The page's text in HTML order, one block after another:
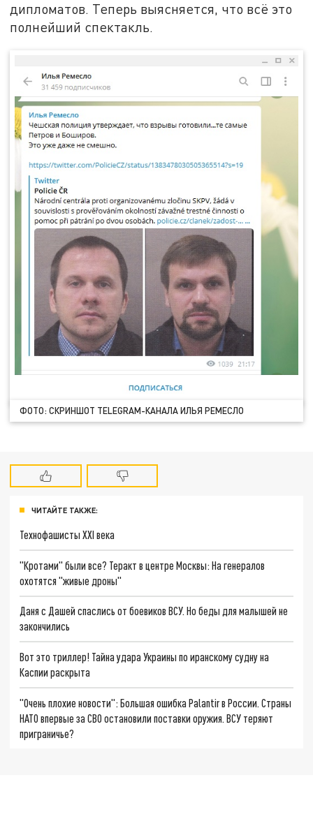
дипломатов. Теперь выясняется, что всё это
полнейший спектакль.
ФОТО: СКРИНШОТ TELEGRAM-КАНАЛА ИЛЬЯ РЕМЕСЛО
ЧИТАЙТЕ ТАКЖЕ:
Технофашисты XXI века
"Кротами" были все? Теракт в центре Москвы: На генералов
охотятся "живые дроны"
Даня с Дашей спаслись от боевиков ВСУ. Но беды для малышей не
закончились
Вот это триллер! Тайна удара Украины по иранскому судну на
Каспии раскрыта
"Очень плохие новости": Большая ошибка Palantir в России. Страны
НАТО впервые за СВО остановили поставки оружия. ВСУ теряют
приграничье?